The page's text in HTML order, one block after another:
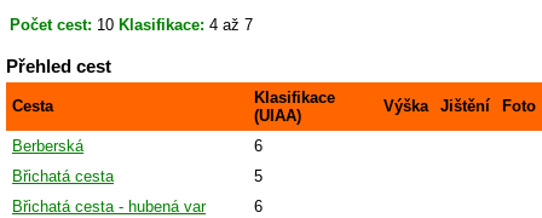
Počet cest: 10 Klasifikace: 4 až 7
Přehled cest
Cesta
Klasifikace
(UIAA)
Výška Jištění Foto
Berberská
6
Břichatá cesta
5
Břichatá cesta - hubená var
6